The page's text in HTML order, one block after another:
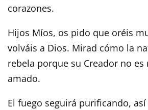
corazones.
Hijos Míos, os pido que oréis
volváis a Dios. Mirad cómo la
rebela porque su Creador no es
amado.
El fuego seguirá purificando,